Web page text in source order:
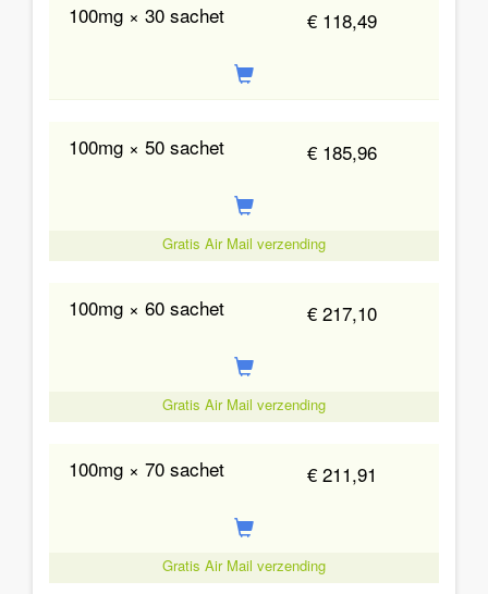
100mg × 30 sachet € 118,49
100mg × 50 sachet € 185,96
Gratis Air Mail verzending
100mg × 60 sachet € 217,10
Gratis Air Mail verzending
100mg × 70 sachet € 211,91
Gratis Air Mail verzending